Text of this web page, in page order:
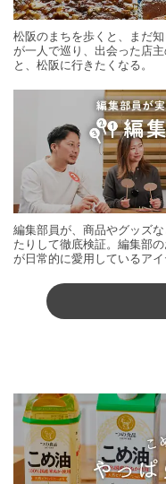
松阪のまちを歩くと、まだ
が一人で巡り、出会った店
と、松阪に行きたくなる。
編集部員が、商品やグッズ
たりして徹底検証。編集部
が日常的に愛用しているアイ